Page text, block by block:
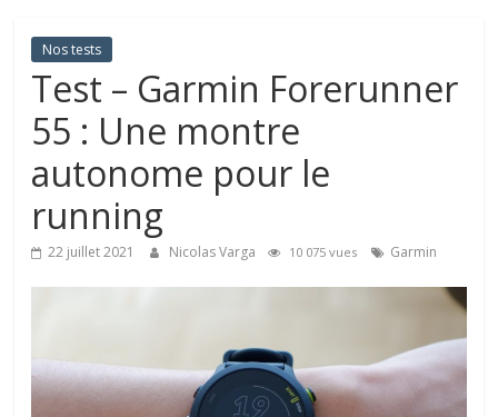
belge
connecté
Nos tests
Test – Garmin Forerunner
55 : Une montre
autonome pour le
running
22 juillet 2021 Nicolas Varga 10 075 vues Garmin